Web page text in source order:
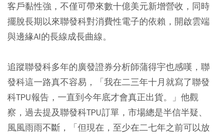
客戶黏性強，不僅可帶來數十億美元新增營收，同時
擺脫長期以來聯發科對消費性電子的依賴，開啟雲端
與邊緣AI的長線成長曲線。
追蹤聯發科多年的廣發證券分析師蒲得宇也感嘆，聯
發科這一路真不容易，「我在二三年十月就寫了聯發
科TPU報告，一直到今年底才會真正出貨。」他觀
察，過去提及聯發科TPU訂單，市場總是半信半疑、
風風雨雨不斷，「但現在，至少在二七年之前可以放